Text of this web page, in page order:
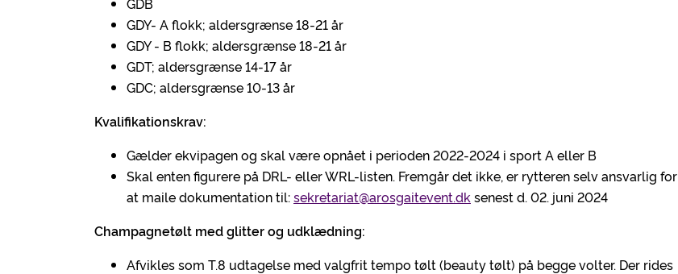
GDY- A flokk; aldersgrænse 18-21 år
GDY - B flokk; aldersgrænse 18-21 år
GDT; aldersgrænse 14-17 år
GDC; aldersgrænse 10-13 år
Kvalifikationskrav:
Gælder ekvipagen og skal være opnået i perioden 2022-2024 i sport A eller B
Skal enten figurere på DRL- eller WRL-listen. Fremgår det ikke, er rytteren selv ansvarlig for
at maile dokumentation til:sekretariat@arosgaitevent.dk senest d. 02. juni 2024
Champagnetølt med glitter og udklædning:
Afvikles som T.8 udtagelse med valgfrit tempo tølt (beauty tølt) på begge volter. Der rides